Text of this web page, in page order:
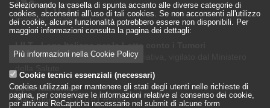
LILT - Lega Italiana per la Lotta conto i Tumori
è un Ente Pubblico su base associativa, vigilato dal Ministero
della Salute
Sede Nazionale
Via Torlonia 15, 00161 Roma
Selezionando la casella di spunta accanto alle diverse categorie di
cookies, acconsenti all’uso di tali cookies. Se non acconsenti all'utilizzo
dei cookie, alcune funzionalità potrebbero essere non disponibili. Per
maggiori informazioni consulta la pagina dei dettagli:
Più informazioni nella Cookie Policy
Cookie tecnici essenziali (necessari)
Cookies utilizzati per mantenere gli stati degli utenti nelle richieste di
pagina, per conservare le informazioni relative al consenso dei cookie,
per attivare ReCaptcha necessario nel submit di alcune form